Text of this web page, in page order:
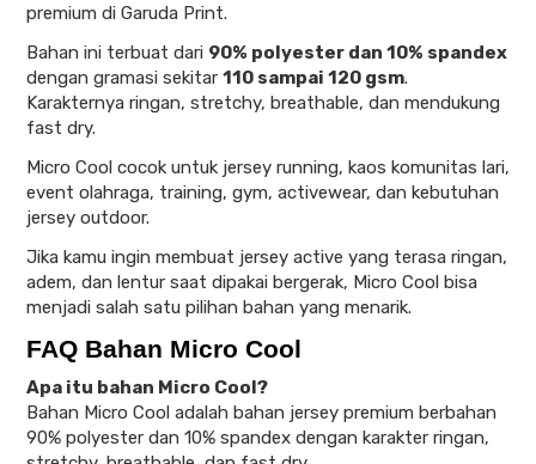
premium di Garuda Print.
Bahan ini terbuat dari 90% polyester dan 10% spandex
dengan gramasi sekitar 110 sampai 120 gsm.
Karakternya ringan, stretchy, breathable, dan mendukung
fast dry.
Micro Cool cocok untuk jersey running, kaos komunitas lari,
event olahraga, training, gym, activewear, dan kebutuhan
jersey outdoor.
Jika kamu ingin membuat jersey active yang terasa ringan,
adem, dan lentur saat dipakai bergerak, Micro Cool bisa
menjadi salah satu pilihan bahan yang menarik.
FAQ Bahan Micro Cool
Apa itu bahan Micro Cool?
Bahan Micro Cool adalah bahan jersey premium berbahan
90% polyester dan 10% spandex dengan karakter ringan,